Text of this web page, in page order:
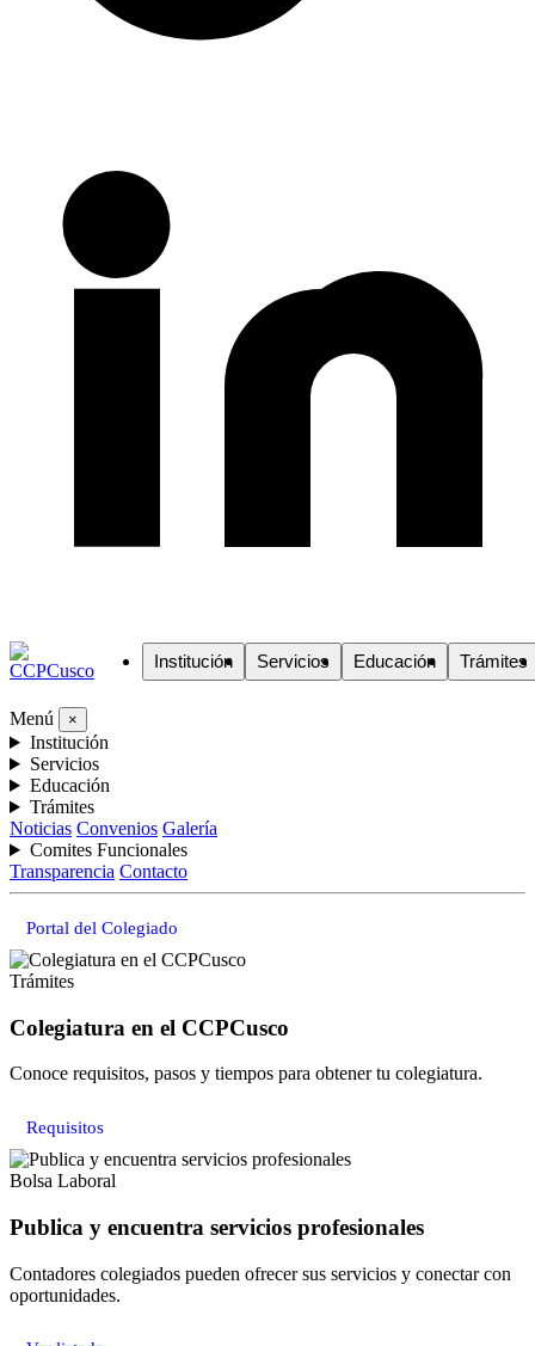
Institución Servicios Educación Trámites
Menú ×
Institución
Servicios
Educación
Trámites
Noticias Convenios Galería
Comites Funcionales
Transparencia Contacto
Portal del Colegiado
Trámites
Colegiatura en el CCPCusco
Conoce requisitos, pasos y tiempos para obtener tu colegiatura.
Requisitos
Bolsa Laboral
Publica y encuentra servicios profesionales
Contadores colegiados pueden ofrecer sus servicios y conectar con
oportunidades.